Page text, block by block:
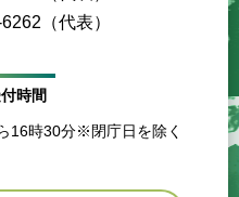
（代表）
時間
16時30分※閉庁日を除く